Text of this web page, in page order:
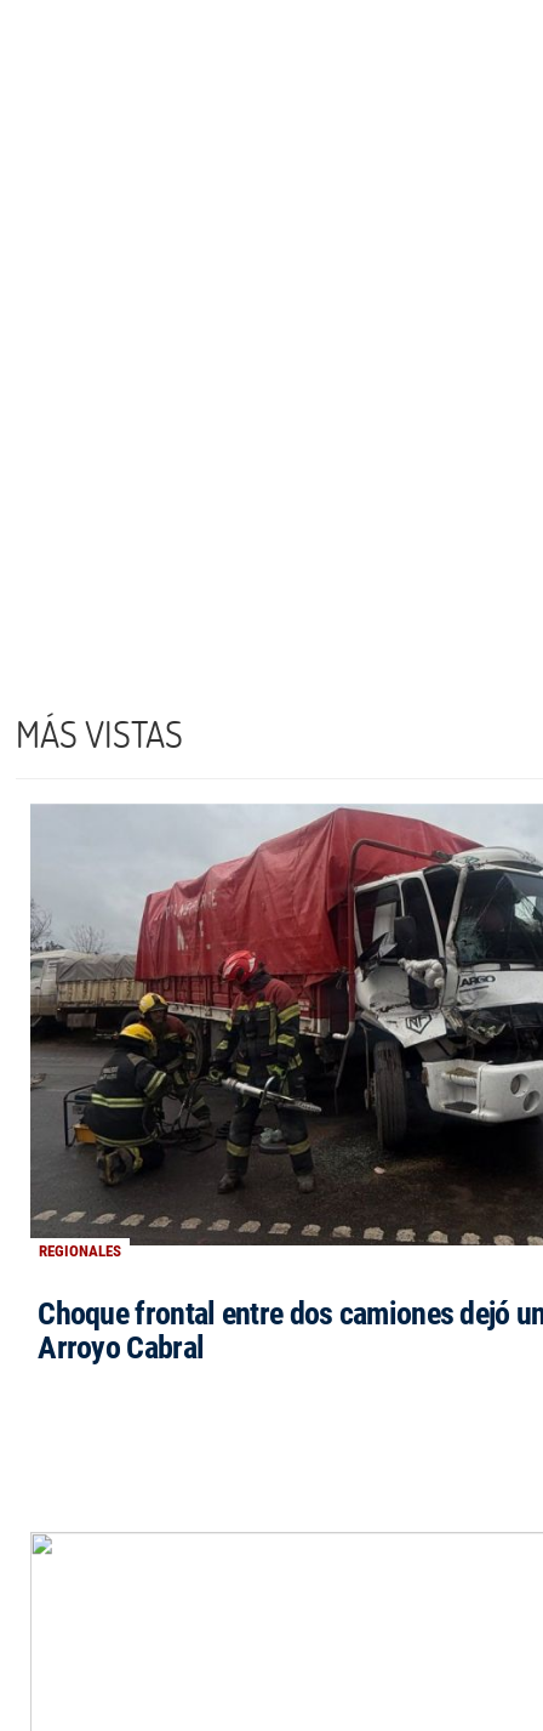
MÁS VISTAS
REGIONALES
Choque frontal entre dos camiones dejó
Arroyo Cabral